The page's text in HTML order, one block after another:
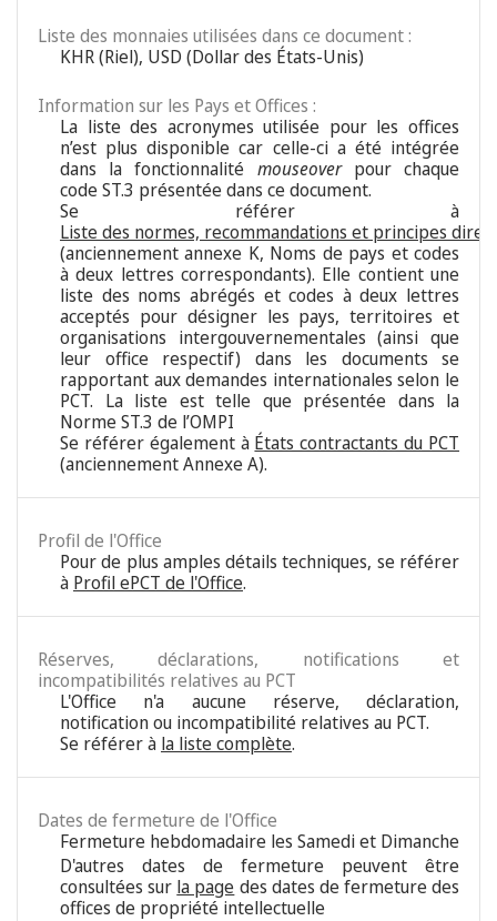
Liste des monnaies utilisées dans ce document :
KHR (Riel), USD (Dollar des États-Unis)
Information sur les Pays et Offices :
La liste des acronymes utilisée pour les offices
n’est plus disponible car celle-ci a été intégrée
dans la fonctionnalité mouseoverpour chaque
code ST.3 présentée dans ce document.
Se référer à
Liste des normes, recommandations et principes
(anciennement annexe K, Noms de pays et codes
à deux lettres correspondants). Elle contient une
liste des noms abrégés et codes à deux lettres
acceptés pour désigner les pays, territoires et
organisations intergouvernementales (ainsi que
leur office respectif) dans les documents se
rapportant aux demandes internationales selon le
PCT. La liste est telle que présentée dans la
Norme ST.3 de l’OMPI
Se référer également à États contractants du PCT
(anciennement Annexe A).
Profil de l'Office
Pour de plus amples détails techniques, se référer
à Profil ePCT de l'Office.
Réserves, déclarations, notifications et
incompatibilités relatives au PCT
L'Office n'a aucune réserve, déclaration,
notification ou incompatibilité relatives au PCT.
Se référer à la liste complète.
Dates de fermeture de l'Office
Fermeture hebdomadaire les Samedi et Dimanche
D'autres dates de fermeture peuvent être
consultées sur la page des dates de fermeture des
offices de propriété intellectuelle